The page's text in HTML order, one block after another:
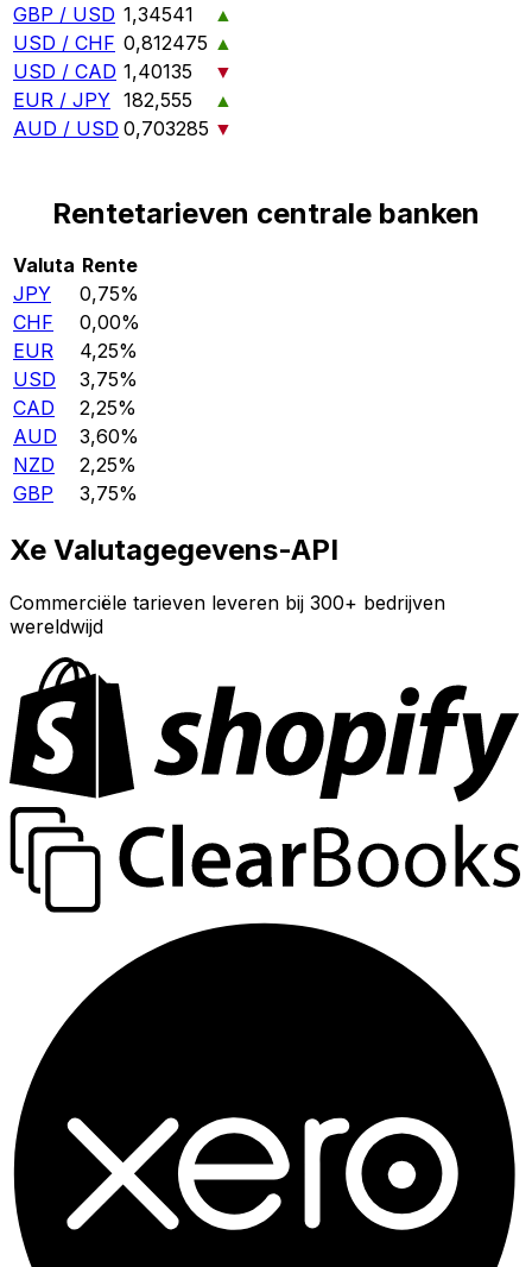
GBP / USD 1,34541
▲
USD / CHF 0,812475 ▲
USD / CAD 1,40135
▼
EUR / JPY 182,555
▲
AUD / USD 0,703285 ▼
Rentetarieven centrale banken
Valuta Rente
JPY
0,75%
CHF
0,00%
EUR
4,25%
USD
3,75%
CAD
2,25%
AUD
3,60%
NZD
2,25%
GBP
3,75%
Xe Valutagegevens-API
Commerciële tarieven leveren bij 300+ bedrijven
wereldwijd